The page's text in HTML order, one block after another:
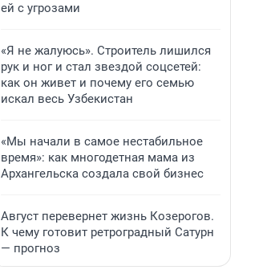
ей с угрозами
«Я не жалуюсь». Строитель лишился
рук и ног и стал звездой соцсетей:
как он живет и почему его семью
искал весь Узбекистан
«Мы начали в самое нестабильное
время»: как многодетная мама из
Архангельска создала свой бизнес
Август перевернет жизнь Козерогов.
К чему готовит ретроградный Сатурн
— прогноз